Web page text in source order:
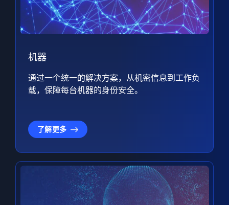
机器
通过一个统一的解决方案，从机密信息到工作负
载，保障每台机器的身份安全。
了解更多